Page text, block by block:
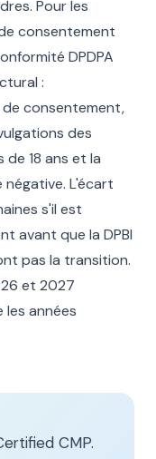
Pour les
consentement
DPDPA
:
consentement,
des
de 18 ans et la
L'écart
s'il est
avant que la DPBI
pas la transition.
et 2027
années
CMP.